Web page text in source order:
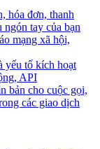
hóa đơn, thanh
tay của bạn
mạng xã hội,
yếu tố kích hoạt
API
bản cho cuộc gọi,
các giao dịch